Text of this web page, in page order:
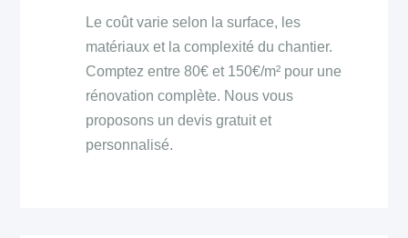
Le coût varie selon la surface, les
matériaux et la complexité du chantier.
Comptez entre 80€ et 150€/m² pour une
rénovation complète. Nous vous
proposons un devis gratuit et
personnalisé.